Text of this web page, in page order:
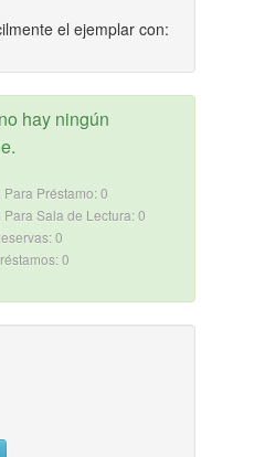
el ejemplar con:
hay ningún
Préstamo: 0
Sala de Lectura: 0
0
0